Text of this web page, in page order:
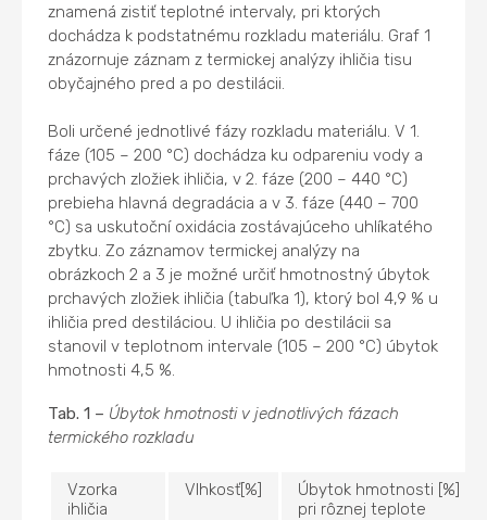
znamená zistiť teplotné intervaly, pri ktorých
dochádza k podstatnému rozkladu materiálu. Graf 1
znázornuje záznam z termickej analýzy ihličia tisu
obyčajného pred a po destilácii.
Boli určené jednotlivé fázy rozkladu materiálu. V 1.
fáze (105 – 200 °C) dochádza ku odpareniu vody a
prchavých zložiek ihličia, v 2. fáze (200 – 440 °C)
prebieha hlavná degradácia a v 3. fáze (440 – 700
°C) sa uskutoční oxidácia zostávajúceho uhlíkatého
zbytku. Zo záznamov termickej analýzy na
obrázkoch 2 a 3 je možné určiť hmotnostný úbytok
prchavých zložiek ihličia (tabuľka 1), ktorý bol 4,9 % u
ihličia pred destiláciou. U ihličia po destilácii sa
stanovil v teplotnom intervale (105 – 200 °C) úbytok
hmotnosti 4,5 %.
Tab. 1 – Úbytok hmotnosti v jednotlivých fázach
termického rozkladu
Vzorka
ihličia
Vlhkosť[%]
Úbytok hmotnosti [%]
pri rôznej teplote